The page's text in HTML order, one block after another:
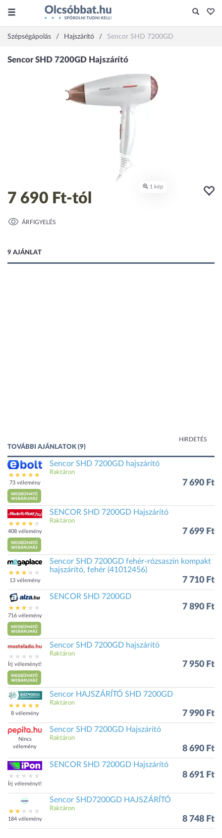
Szépségápolás Hajszárító Sencor SHD 7200GD
7 690 Ft-tól
ÁRFIGYELÉS
9 AJÁNLAT
HIRDETÉS
TOVÁBBI AJÁNLATOK (9)
73 vélemény
Sencor SHD 7200GD hajszárító
Raktáron
7 690 Ft
408 vélemény
SENCOR SHD 7200GD Hajszárító
Raktáron
7 699 Ft
13 vélemény
Sencor SHD 7200GD fehér-rózsaszín kompakt
hajszárító, fehér (41012456)
7 710 Ft
716 vélemény
SENCOR SHD 7200GD
7 890 Ft
Írj véleményt!
Sencor SHD 7200GD hajszárító
Raktáron
7 950 Ft
8 vélemény
Sencor HAJSZÁRÍTÓ SHD 7200GD
Raktáron
7 990 Ft
Nincs
vélemény
Sencor SHD 7200GD Hajszárító
Raktáron
8 690 Ft
Írj véleményt!
SENCOR SHD 7200GD Hajszárító
8 691 Ft
184 vélemény
Sencor SHD7200GD HAJSZÁRÍTÓ
Raktáron
8 748 Ft